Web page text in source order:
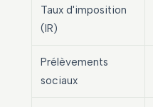
Taux d'imposition
(IR)
Prélèvements
sociaux